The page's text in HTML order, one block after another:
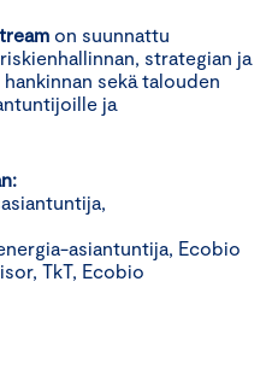
on suunnattu
strategian ja
sekä talouden
ja
asiantuntija, Ecobio
TkT, Ecobio